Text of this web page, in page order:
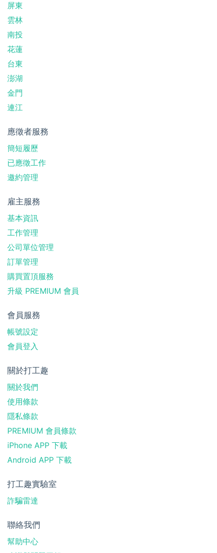
屏東
雲林
南投
花蓮
台東
澎湖
金門
連江
應徵者服務
簡短履歷
已應徵工作
邀約管理
雇主服務
基本資訊
工作管理
公司單位管理
訂單管理
購買置頂服務
升級 PREMIUM 會員
會員服務
帳號設定
會員登入
關於打工趣
關於我們
使用條款
隱私條款
PREMIUM 會員條款
iPhone APP 下載
Android APP 下載
打工趣實驗室
詐騙雷達
聯絡我們
幫助中心